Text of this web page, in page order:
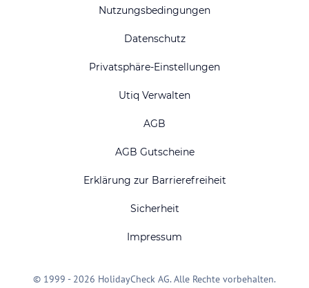
Nutzungsbedingungen
Datenschutz
Privatsphäre-Einstellungen
Utiq Verwalten
AGB
AGB Gutscheine
Erklärung zur Barrierefreiheit
Sicherheit
Impressum
© 1999 - 2026 HolidayCheck AG. Alle Rechte vorbehalten.